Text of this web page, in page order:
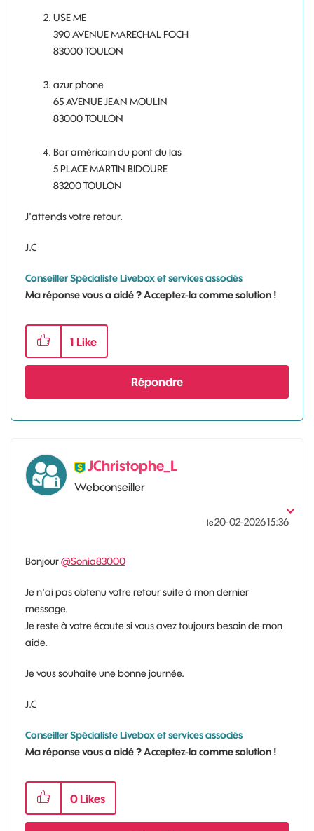
USE ME
390 AVENUE MARECHAL FOCH
83000 TOULON
azur phone
65 AVENUE JEAN MOULIN
83000 TOULON
Bar américain du pont du las
5 PLACE MARTIN BIDOURE
83200 TOULON
J'attends votre retour.
J.C
Conseiller Spécialiste Livebox et services associés
Ma réponse vous a aidé ? Acceptez-la comme solution !
1 Like
Répondre
JChristophe_L
Webconseiller
le‎20-02-202615:36
Bonjour@Sonia83000
Je n'ai pas obtenu votre retour suite à mon dernier
message.
Je reste à votre écoute si vous avez toujours besoin de mon
aide.
Je vous souhaite une bonne journée.
J.C
Conseiller Spécialiste Livebox et services associés
Ma réponse vous a aidé ? Acceptez-la comme solution !
0 Likes